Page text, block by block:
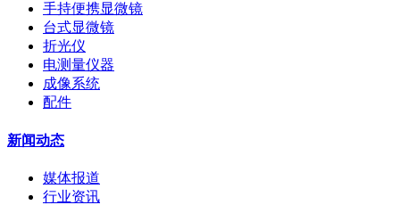
手持便携显微镜
台式显微镜
折光仪
电测量仪器
成像系统
配件
新闻动态
媒体报道
行业资讯